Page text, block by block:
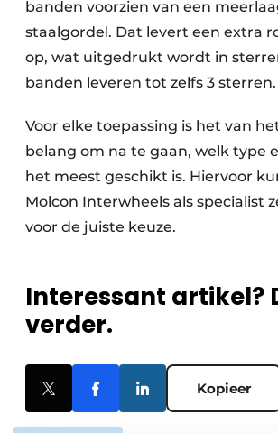
banden voorzien van een
staalgordel. Dat levert een extra
op, wat uitgedrukt wordt in
banden leveren tot zelfs 3 sterren.
Voor elke toepassing is het van
belang om na te gaan, welk type
het meest geschikt is. Hiervoor
Molcon Interwheels als specialist
voor de juiste keuze.
Interessant artikel?
verder.
Kopieer